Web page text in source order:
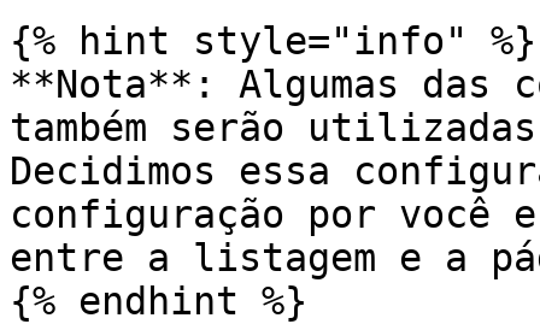
{% hint style="info" %}
**Nota**: Algumas das
também serão
Decidimos essa
configuração por você
entre a listagem e a
{% endhint %}